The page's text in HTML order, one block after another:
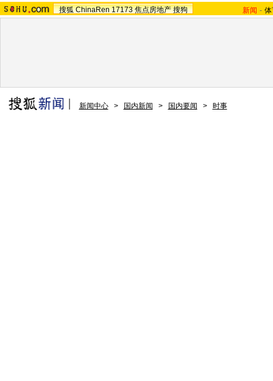
搜狐 ChinaRen 17173 焦点房地产 搜狗 新闻 -
新闻中心 > 国内新闻 > 国内要闻 > 时事